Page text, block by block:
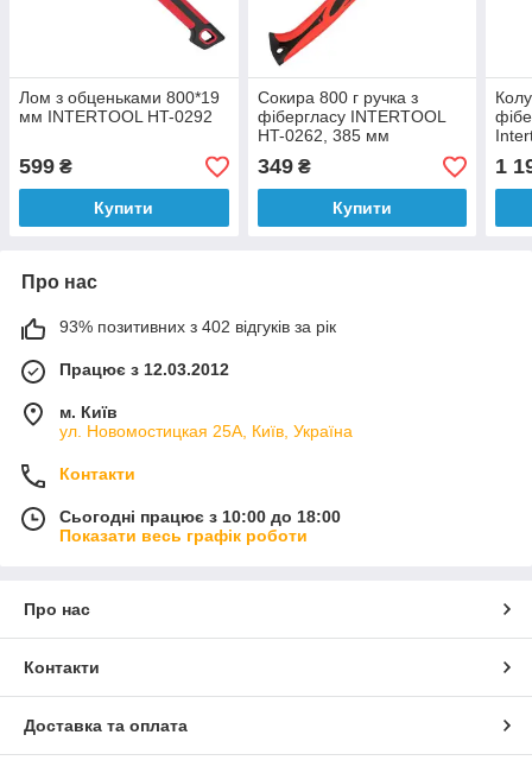
Лом з обценьками 800*19
мм INTERTOOL HT-0292
599 ₴
Купити
Сокира 800 г ручка з
фібергласу INTERTOOL
HT-0262, 385 мм
349₴
Купити
1
Про нас
93% позитивних з 402 відгуків за рік
Працює з 12.03.2012
м. Київ
ул. Новомостицкая 25А, Київ, Україна
Контакти
Сьогодні працює з 10:00 до 18:00
Показати весь графік роботи
Про нас
Контакти
Доставка та оплата